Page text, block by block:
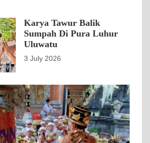
Karya Tawur Balik
Sumpah Di Pura Luhur
Uluwatu
3 July 2026